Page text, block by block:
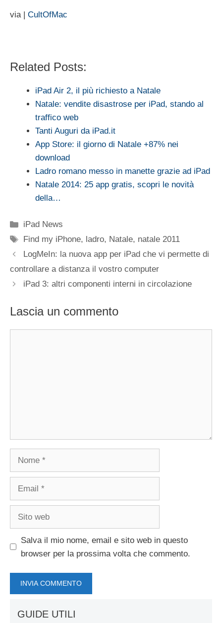
via | CultOfMac
Related Posts:
iPad Air 2, il più richiesto a Natale
Natale: vendite disastrose per iPad, stando al
traffico web
Tanti Auguri da iPad.it
App Store: il giorno di Natale +87% nei
download
Ladro romano messo in manette grazie ad iPad
Natale 2014: 25 app gratis, scopri le novità
della…
Categorie
iPad News
Tag
Find my iPhone, ladro, Natale, natale 2011
LogMeIn: la nuova app per iPad che vi permette di
controllare a distanza il vostro computer
iPad 3: altri componenti interni in circolazione
Lascia un commento
Nome
Email
Sito
Salva il mio nome, email e sito web in questo
browser per la prossima volta che commento.
GUIDE UTILI